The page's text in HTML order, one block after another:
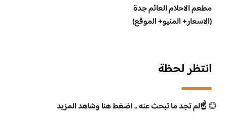
مطعم الاحلام العائم جدة
(الاسعار+ المنيو+ الموقع)
انتظر لحظة
😊☝️لم تجد ما تبحث عنه .. اضغط هنا وشاهد المزيد